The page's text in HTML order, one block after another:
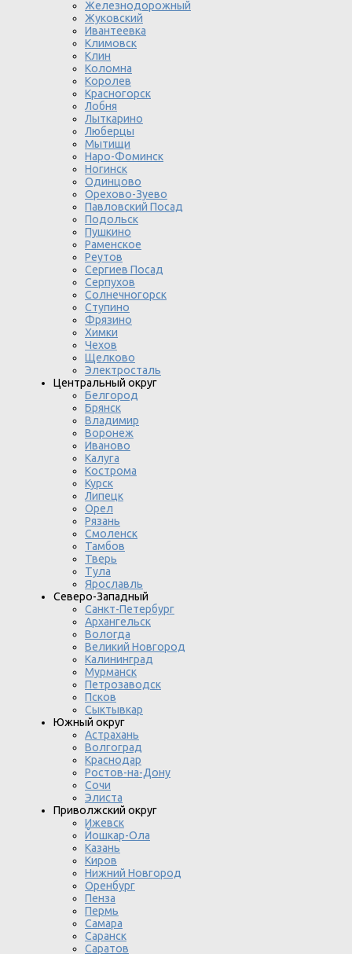
Железнодорожный
Жуковский
Ивантеевка
Климовск
Клин
Коломна
Королев
Красногорск
Лобня
Лыткарино
Люберцы
Мытищи
Наро-Фоминск
Ногинск
Одинцово
Орехово-Зуево
Павловский Посад
Подольск
Пушкино
Раменское
Реутов
Сергиев Посад
Серпухов
Солнечногорск
Ступино
Фрязино
Химки
Чехов
Щелково
Электросталь
Центральный округ
Белгород
Брянск
Владимир
Воронеж
Иваново
Калуга
Кострома
Курск
Липецк
Орел
Рязань
Смоленск
Тамбов
Тверь
Тула
Ярославль
Северо-Западный
Санкт-Петербург
Архангельск
Вологда
Великий Новгород
Калининград
Мурманск
Петрозаводск
Псков
Сыктывкар
Южный округ
Астрахань
Волгоград
Краснодар
Ростов-на-Дону
Сочи
Элиста
Приволжский округ
Ижевск
Йошкар-Ола
Казань
Киров
Нижний Новгород
Оренбург
Пенза
Пермь
Самара
Саранск
Саратов